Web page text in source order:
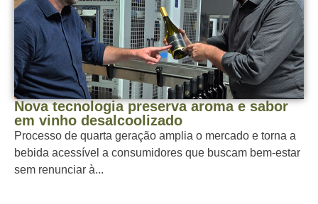
Nova tecnologia preserva aroma e sabor
em vinho desalcoolizado
Processo de quarta geração amplia o mercado e torna a
bebida acessível a consumidores que buscam bem-estar
sem renunciar à...